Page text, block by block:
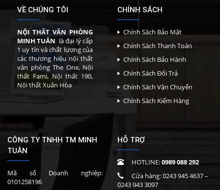
VỀ CHÚNG TÔI
NỘI THẤT VĂN PHÒNG
MINH TUÂN là đại lý cấp
1 uy tín và chất lượng của
các thương hiệu nội thất
văn phòng The One, Nội
thất Fami, Nội thất 190,
Nội thất Xuân Hòa
CHÍNH SÁCH
Chính Sách Bảo Mật
Chính Sách Thanh Toán
Chính Sách Bảo Hành
Chính Sách Đổi Trả
Chính Sách Vận Chuyển
Chính Sách Kiểm Hàng
CÔNG TY TNHH TM MINH
TUÂN
Mã số Doanh nghiệp:
0101258196
HỖ TRỢ
HOTLINE:0989 088 292
Cửa hàng:0243 945 4637–
0243 943 3097